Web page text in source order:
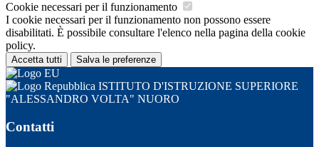
Cookie necessari per il funzionamento
I cookie necessari per il funzionamento non possono essere
disabilitati. È possibile consultare l'elenco nella pagina della cookie
policy.
Accetta tutti Salva le preferenze
ISTITUTO D'ISTRUZIONE SUPERIORE
"ALESSANDRO VOLTA" NUORO
Contatti